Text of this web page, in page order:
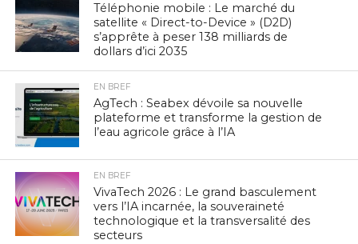
Téléphonie mobile : Le marché du
satellite « Direct-to-Device » (D2D)
s’apprête à peser 138 milliards de
dollars d’ici 2035
EN BREF
AgTech : Seabex dévoile sa nouvelle
plateforme et transforme la gestion de
l’eau agricole grâce à l’IA
EN BREF
VivaTech 2026 : Le grand basculement
vers l’IA incarnée, la souveraineté
technologique et la transversalité des
secteurs